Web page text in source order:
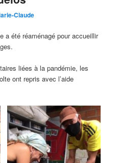
Claude
a été réaménagé pour accueillir
liées à la pandémie, les
ont repris avec l’aide